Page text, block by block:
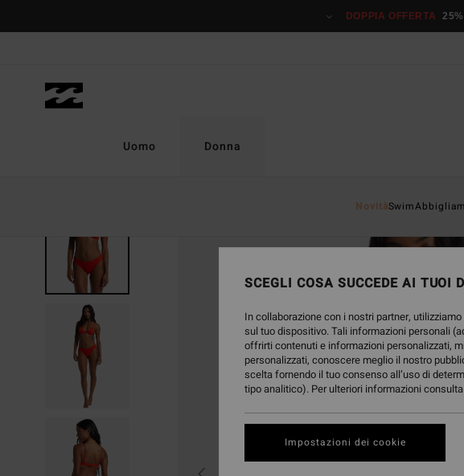
prodotto
DOPPIA OFFERTA
Uomo Donna
NovitàSwim
SCEGLI COSA SUCCEDE AI TUOI
In collaborazione con i nostri partner,
sul tuo dispositivo. Tali informazioni personali
offrirti contenuti e informazioni personalizzati,
personalizzati, conoscere meglio il nostro
scelta fornendo il tuo consenso all’uso di
tipo analitico). Per ulteriori informazioni
Impostazioni dei cookie